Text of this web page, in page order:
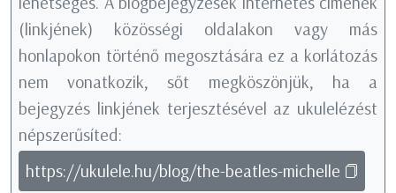
(linkjének) közösségi oldalakon vagy más
honlapokon történő megosztására ez a korlátozás
nem vonatkozik, sőt megköszönjük, ha a
bejegyzés linkjének terjesztésével az ukulelézést
népszerűsíted:
https://ukulele.hu/blog/the-beatles-michelle